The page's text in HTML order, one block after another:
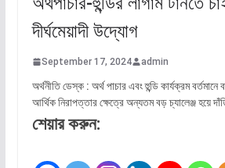
দীর্ঘমেয়াদী উদ্যোগ
September 17, 2024 admin
অর্থনীতি ডেস্ক : অর্থ পাচার এবং হুন্ডি কার্যক্রম বর্তমানে
আর্থিক নিরাপত্তার ক্ষেত্রে অন্যতম বড় চ্যালেঞ্জ হয়ে
শেয়ার করুন: